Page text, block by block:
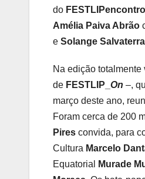
do
Amélia Paiva Abrão
e Solange Salvaterra
Na edição totalmente
de FESTLIP_ On –,
março deste ano,
Foram cerca de 200
Pires convida, para
Cultura Marcelo
Equatorial
Murade